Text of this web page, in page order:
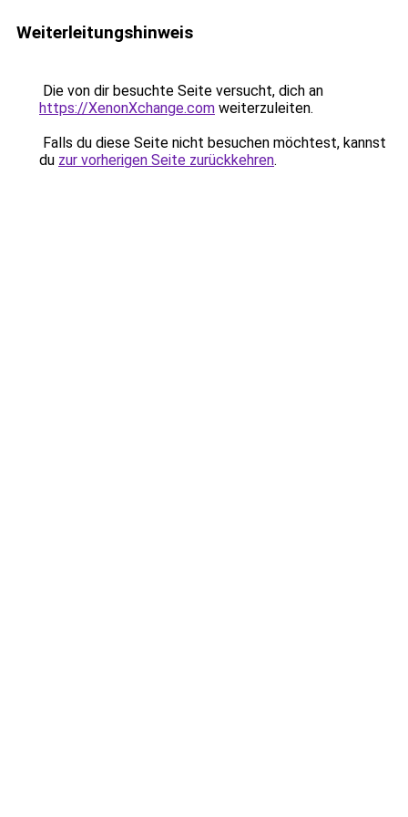
Weiterleitungshinweis
Die von dir besuchte Seite versucht, dich an
https://XenonXchange.com weiterzuleiten.
Falls du diese Seite nicht besuchen möchtest, kannst
du zur vorherigen Seite zurückkehren.